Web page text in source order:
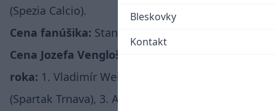
Bleskovky
Kontakt
(Spezia Calcio).
Cena fanúšika: Stanislav Lobotka (SSC Neapol)
Cena Jozefa Vengloša pre najlepšieho trénera
roka: 1. Vladimír Weiss st. , 2. Michal Gašparík
(Spartak Trnava), 3. Adrian Guľa (Dunajská